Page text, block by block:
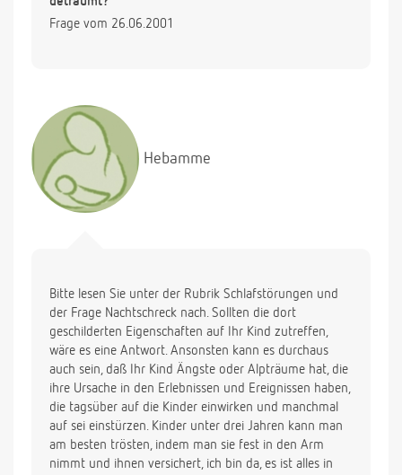
Frage vom 26.06.2001
Hebamme
Bitte lesen Sie unter der Rubrik Schlafstörungen und
der Frage Nachtschreck nach. Sollten die dort
geschilderten Eigenschaften auf Ihr Kind zutreffen,
wäre es eine Antwort. Ansonsten kann es durchaus
auch sein, daß Ihr Kind Ängste oder Alpträume hat, die
ihre Ursache in den Erlebnissen und Ereignissen haben,
die tagsüber auf die Kinder einwirken und manchmal
auf sei einstürzen. Kinder unter drei Jahren kann man
am besten trösten, indem man sie fest in den Arm
nimmt und ihnen versichert, ich bin da, es ist alles in